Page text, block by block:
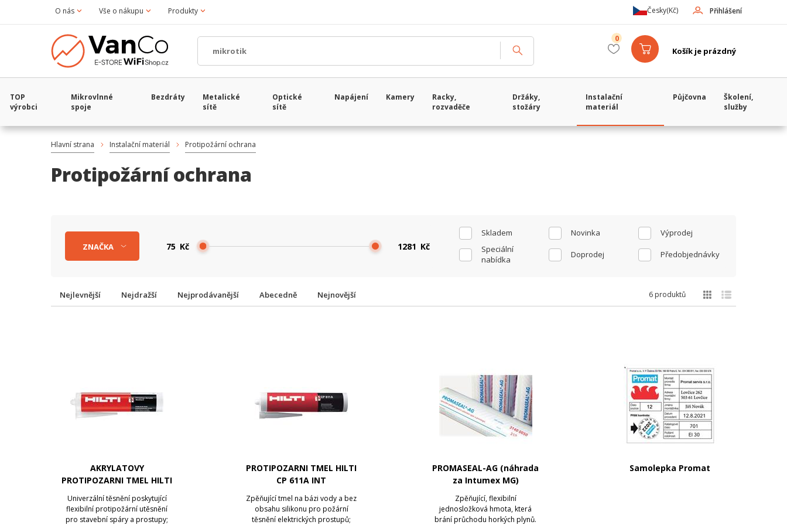
O nás Vše o nákupu Produkty Přihlášení
Česky(Kč)
Košík je prázdný
0
TOP
výrobci
Mikrovlnné
spoje
Bezdráty
Metalické
sítě
Optické
sítě
Napájení Kamery
Racky,
rozvaděče
Držáky,
stožáry
Instalační
materiál
Půjčovna
Školení,
služby
Hlavní strana Instalační materiál Protipožární ochrana
Protipožární ochrana
Skladem Novinka
Výprodej
Speciální
nabídka
Doprodej Předobjednávky
Kč Kč
ZNAČKA
Nejlevnější Nejdražší Nejprodávanější Abecedně Nejnovější 6 produktů
AKRYLATOVY
PROTIPOZARNI TMEL HILTI
CFS-S ACR C
Univerzální těsnění poskytující
flexibilní protipožární utěsnění
pro stavební spáry a prostupy;
PROTIPOZARNI TMEL HILTI
CP 611A INT
Zpěňující tmel na bázi vody a bez
obsahu silikonu pro požární
těsnění elektrických prostupů;
PROMASEAL-AG (náhrada
za Intumex MG)
Zpěňující, flexibilní
jednosložková hmota, která
brání průchodu horkých plynů.
Samolepka Promat